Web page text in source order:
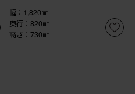
幅：1,820㎜
奥行：820㎜
高さ：730㎜